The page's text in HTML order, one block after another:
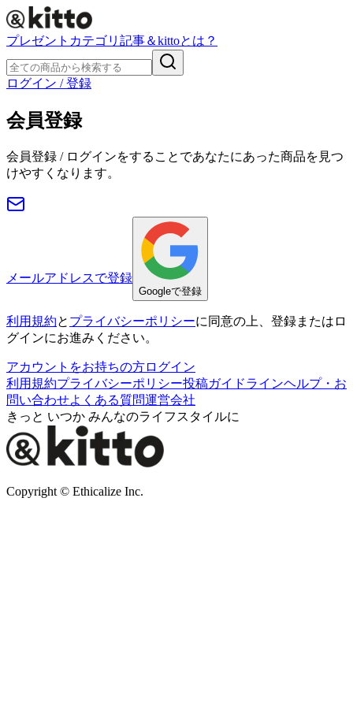
プレゼント カテゴリ 記事＆kittoとは？
ログイン / 登録
会員登録
会員登録 / ログインをすることであなたにあった商品を見つ
けやすくなります。
メールアドレスで登録
Googleで登録
利用規約と プライバシーポリシーに同意の上、登録またはロ
グインにお進みください。
アカウントをお持ちの方ログイン
利用規約プライバシーポリシー投稿ガイドラインヘルプ・お
問い合わせよくある質問運営会社
きっと いつか みんなのライフスタイルに
Copyright © Ethicalize Inc.